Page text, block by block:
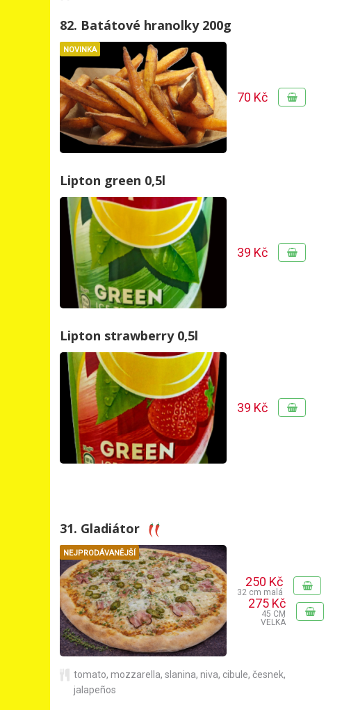
82. Batátové hranolky 200g
NOVINKA
70 Kč
Lipton green 0,5l
39 Kč
Lipton strawberry 0,5l
39 Kč
31. Gladiátor
NEJPRODÁVANĚJŠÍ
250 Kč
32 cm malá
275 Kč
45 CM
VELKÁ
tomato, mozzarella, slanina, niva, cibule, česnek,
jalapeños